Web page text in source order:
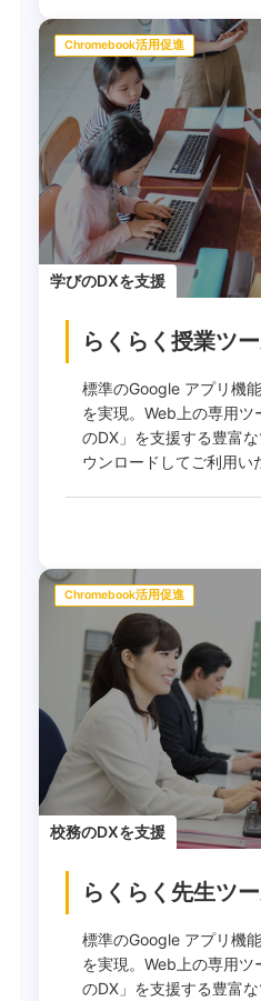
Chromebook活用促進
学びのDXを支援
らくらく授業ツ
標準のGoogle アプリ機
を実現。Web上の専用
のDX」を支援する豊富
ウンロードしてご利用い
Chromebook活用促進
校務のDXを支援
らくらく先生ツ
標準のGoogle アプリ機
を実現。Web上の専用
のDX」を支援する豊富